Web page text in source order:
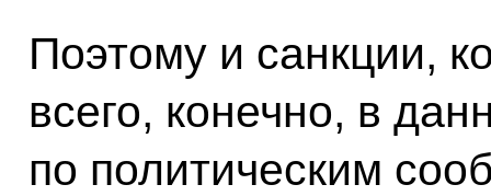
Поэтому и санкции,
всего, конечно, в
по политическим